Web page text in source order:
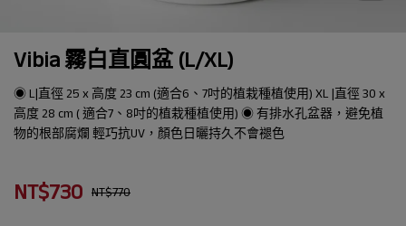
Vibia 霧白直圓盆 (L/XL)
◉ L|直徑 25 x 高度 23 cm (適合6、7吋的植栽種植使用) XL |直徑 30 x
高度 28 cm ( 適合7、8吋的植栽種植使用) ◉ 有排水孔盆器，避免植
物的根部腐爛 輕巧抗UV，顏色日曬持久不會褪色
NT$730 NT$770